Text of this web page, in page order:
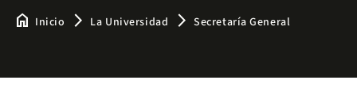
home Inicio arrow_forward_ios La Universidad arrow_forward_ios Secretaría General